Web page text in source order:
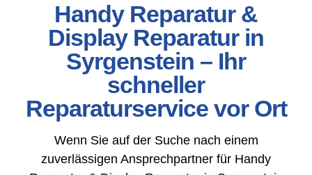
Handy Reparatur &
Display Reparatur in
Syrgenstein – Ihr
schneller
Reparaturservice vor Ort
Wenn Sie auf der Suche nach einem
zuverlässigen Ansprechpartner für Handy